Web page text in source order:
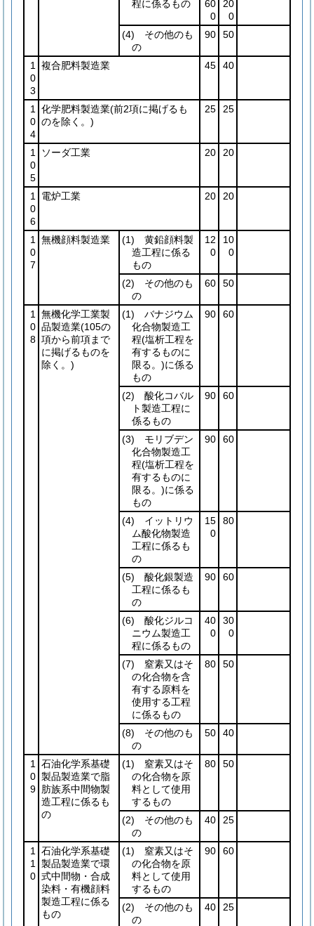
程に係るもの
60
0
20
0
(4) その他のも
の
90 50
1
0
3
複合肥料製造業 45 40
1
0
4
化学肥料製造業(前2項に掲げるも
のを除く。)
25 25
1
0
5
ソーダ工業 20 20
1
0
6
電炉工業 20 20
1
0
7
無機顔料製造業 (1) 黄鉛顔料製
造工程に係る
もの
12
0
10
0
(2) その他のも
の
60 50
1
0
8
無機化学工業製
品製造業(105の
項から前項まで
に掲げるものを
除く。)
(1) バナジウム
化合物製造工
程(塩析工程を
有するものに
限る。)に係る
もの
90 60
(2) 酸化コバル
ト製造工程に
係るもの
90 60
(3) モリブデン
化合物製造工
程(塩析工程を
有するものに
限る。)に係る
もの
90 60
(4) イットリウ
ム酸化物製造
工程に係るも
の
15
0
80
(5) 酸化銀製造
工程に係るも
の
90 60
(6) 酸化ジルコ
ニウム製造工
程に係るもの
40
0
30
0
(7) 窒素又はそ
の化合物を含
有する原料を
使用する工程
に係るもの
80 50
(8) その他のも
の
50 40
1
0
9
石油化学系基礎
製品製造業で脂
肪族系中間物製
造工程に係るも
の
(1) 窒素又はそ
の化合物を原
料として使用
するもの
80 50
(2) その他のも
の
40 25
1
1
0
石油化学系基礎
製品製造業で環
式中間物・合成
染料・有機顔料
製造工程に係る
もの
(1) 窒素又はそ
の化合物を原
料として使用
するもの
90 60
(2) その他のも
の
40 25